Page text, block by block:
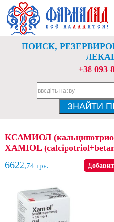
ПОИСК,
+38 093
КСАМИОЛ
XAMIOL
6622,74 грн.